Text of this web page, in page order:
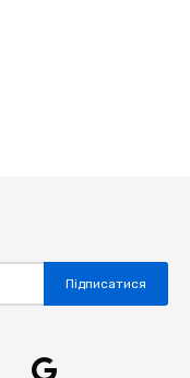
Підписатися